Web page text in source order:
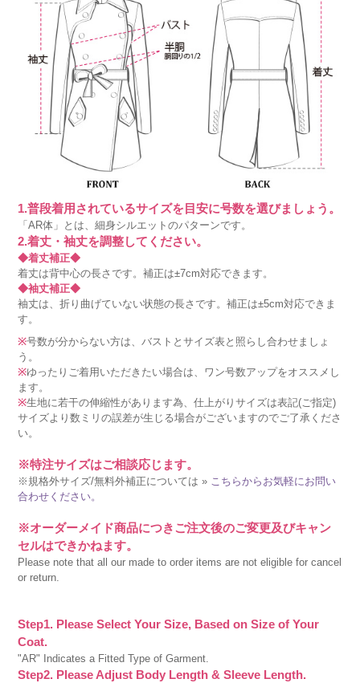
1.普段着用されているサイズを目安に号数を選びましょう。
「AR体」とは、細身シルエットのパターンです。
2.着丈・袖丈を調整してください。
◆着丈補正◆
着丈は背中心の長さです。補正は±7cm対応できます。
◆袖丈補正◆
袖丈は、折り曲げていない状態の長さです。補正は±5cm対応できま
す。
※号数が分からない方は、バストとサイズ表と照らし合わせましょ
う。
※ゆったりご着用いただきたい場合は、ワン号数アップをオススメし
ます。
※生地に若干の伸縮性があります為、仕上がりサイズは表記(ご指定)
サイズより数ミリの誤差が生じる場合がございますのでご了承くださ
い。
※特注サイズはご相談応じます。
※規格外サイズ/無料外補正については » こちらからお気軽にお問い
合わせください。
※オーダーメイド商品につきご注文後のご変更及びキャン
セルはできかねます。
Please note that all our made to order items are not eligible for cancel
or return.
Step1. Please Select Your Size, Based on Size of Your
Coat.
"AR" Indicates a Fitted Type of Garment.
Step2. Please Adjust Body Length & Sleeve Length.